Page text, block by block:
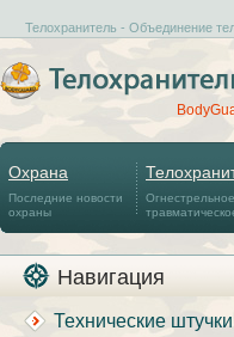
Телохранитель - Объединение
Охрана
Последние новости
охраны
Навигация
Технические штучки